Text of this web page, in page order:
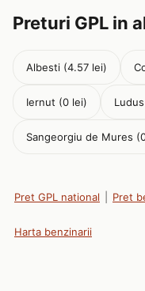
Preturi GPL in
Albesti (4.57 lei)
Iernut (0 lei)
Sangeorgiu de Mures
Pret GPL national Pret
Harta benzinarii